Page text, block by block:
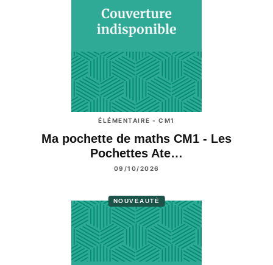
ÉLÉMENTAIRE - CM1
Ma pochette de maths CM1 - Les
Pochettes Ate…
09/10/2026
NOUVEAUTÉ